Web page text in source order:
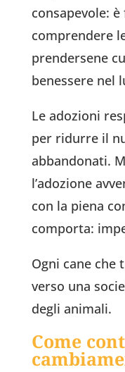
consapevole:
comprendere
prendersene
benessere nel
Le adozioni
per ridurre il
abbandonati.
l’adozione
con la piena
comporta:
Ogni cane che
verso una
degli animali.
Come